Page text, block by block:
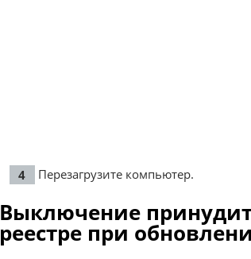
Перезагрузите компьютер.
Выключение
реестре при